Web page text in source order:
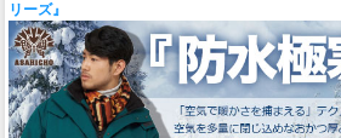
リーズ』